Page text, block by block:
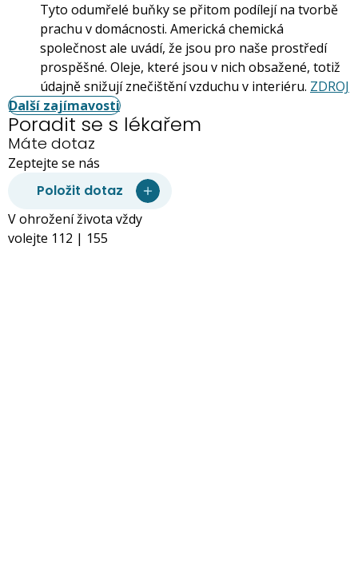
Tyto odumřelé buňky se přitom podílejí na tvorbě
prachu v domácnosti. Americká chemická
společnost ale uvádí, že jsou pro naše prostředí
prospěšné. Oleje, které jsou v nich obsažené, totiž
údajně snižují znečištění vzduchu v interiéru. ZDROJ
Další zajímavosti
Poradit se s lékařem
Máte dotaz
Zeptejte se nás
Položit dotaz
V ohrožení života vždy
volejte 112 | 155